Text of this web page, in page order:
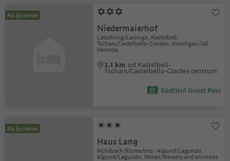
Na życzenie
Niedermaierhof
Latschinig/Lacinigo, Kastelbell-
Tschars/Castelbello-Ciardes, Vinschgau/Val
Venosta
1.1 km od Kastelbell-
Tschars/Castelbello-Ciardes centrum
Südtirol Guest Pass
Na życzenie
Haus Lang
Mühlbach/Riomolino - Algund/Lagundo,
Algund/Lagundo, Meran/Merano and environs